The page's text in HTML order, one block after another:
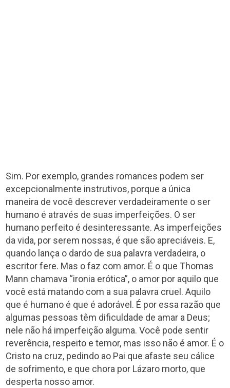
Sim. Por exemplo, grandes romances podem ser
excepcionalmente instrutivos, porque a única
maneira de você descrever verdadeiramente o ser
humano é através de suas imperfeições. O ser
humano perfeito é desinteressante. As imperfeições
da vida, por serem nossas, é que são apreciáveis. E,
quando lança o dardo de sua palavra verdadeira, o
escritor fere. Mas o faz com amor. É o que Thomas
Mann chamava “ironia erótica”, o amor por aquilo que
você está matando com a sua palavra cruel. Aquilo
que é humano é que é adorável. É por essa razão que
algumas pessoas têm dificuldade de amar a Deus;
nele não há imperfeição alguma. Você pode sentir
reverência, respeito e temor, mas isso não é amor. É o
Cristo na cruz, pedindo ao Pai que afaste seu cálice
de sofrimento, e que chora por Lázaro morto, que
desperta nosso amor.